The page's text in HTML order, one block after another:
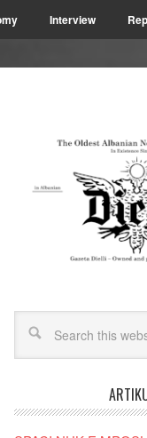
Interview